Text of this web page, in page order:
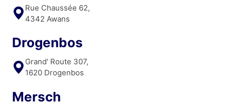
Rue Chaussée 62,
4342 Awans
Drogenbos
Grand' Route 307,
1620 Drogenbos
Mersch